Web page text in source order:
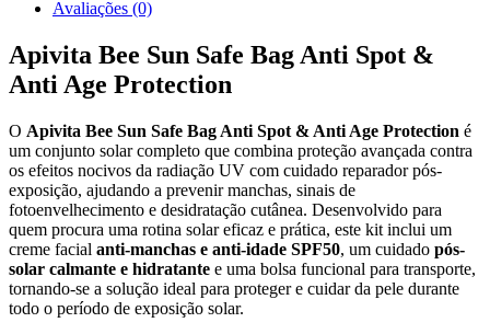
Avaliações (0)
Apivita Bee Sun Safe Bag Anti Spot &
Anti Age Protection
O Apivita Bee Sun Safe Bag Anti Spot & Anti Age Protection é
um conjunto solar completo que combina proteção avançada contra
os efeitos nocivos da radiação UV com cuidado reparador pós-
exposição, ajudando a prevenir manchas, sinais de
fotoenvelhecimento e desidratação cutânea. Desenvolvido para
quem procura uma rotina solar eficaz e prática, este kit inclui um
creme facial anti-manchas e anti-idade SPF50, um cuidado pós-
solar calmante e hidratante e uma bolsa funcional para transporte,
tornando-se a solução ideal para proteger e cuidar da pele durante
todo o período de exposição solar.